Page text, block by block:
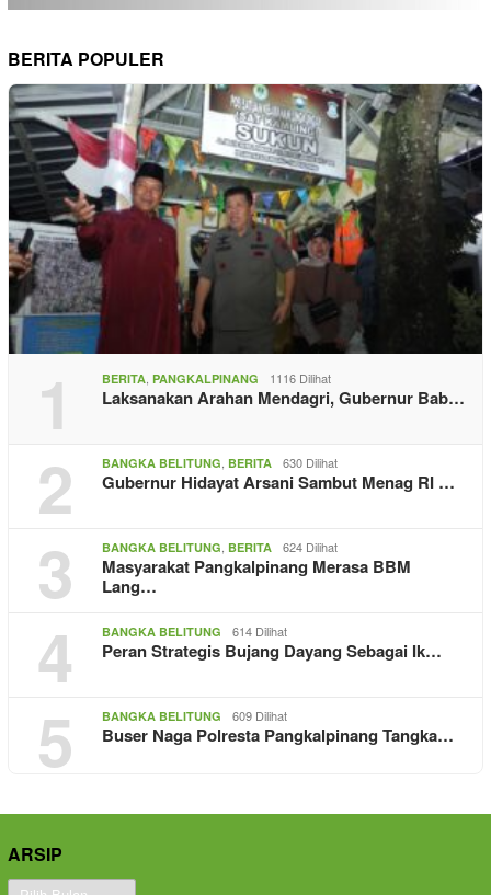
BERITA POPULER
1 BERITA, PANGKALPINANG 1116 Dilihat
Laksanakan Arahan Mendagri, Gubernur Bab…
2 BANGKA BELITUNG, BERITA 630 Dilihat
Gubernur Hidayat Arsani Sambut Menag RI …
3 BANGKA BELITUNG, BERITA 624 Dilihat
Masyarakat Pangkalpinang Merasa BBM
Lang…
4 BANGKA BELITUNG 614 Dilihat
Peran Strategis Bujang Dayang Sebagai Ik…
5 BANGKA BELITUNG 609 Dilihat
Buser Naga Polresta Pangkalpinang Tangka…
ARSIP
Arsip